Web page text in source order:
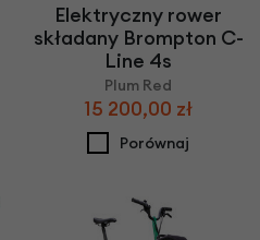
Elektryczny rower
składany Brompton C-
Line 4s
Plum Red
15 200,00 zł
Porównaj